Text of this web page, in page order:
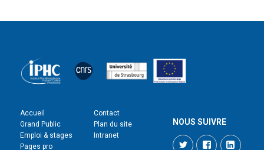
Accueil
Grand Public
Emploi & stages
Pages pro
Contact
Plan du site
Intranet
NOUS SUIVRE
TwitterFacebook